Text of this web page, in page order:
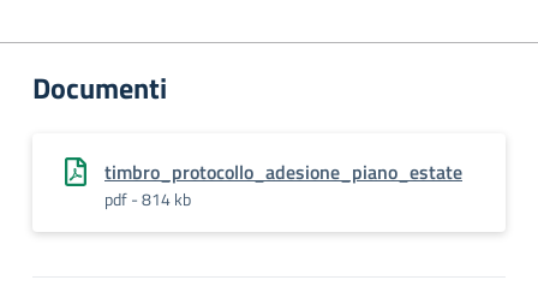
Documenti
timbro_protocollo_adesione_piano_estate
pdf - 814 kb